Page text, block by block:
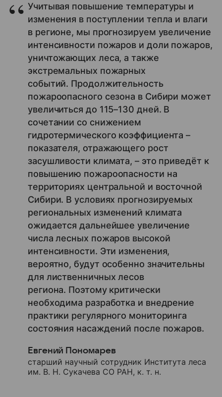
Учитывая повышение температуры и
изменения в поступлении тепла и влаги
в регионе, мы прогнозируем увеличение
интенсивности пожаров и доли пожаров,
уничтожающих леса, а также
экстремальных пожарных
событий. Продолжительность
пожароопасного сезона в Сибири может
увеличиться до 115–130 дней. В
сочетании со снижением
гидротермического коэффициента –
показателя, отражающего рост
засушливости климата, – это приведёт к
повышению пожароопасности на
территориях центральной и восточной
Сибири. В условиях прогнозируемых
региональных изменений климата
ожидается дальнейшее увеличение
числа лесных пожаров высокой
интенсивности. Эти изменения,
вероятно, будут особенно значительны
для лиственничных лесов
региона. Поэтому критически
необходима разработка и внедрение
практики регулярного мониторинга
состояния насаждений после пожаров.
Евгений Пономарев
старший научный сотрудник Института леса
им. В. Н. Сукачева СО РАН, к. т. н.